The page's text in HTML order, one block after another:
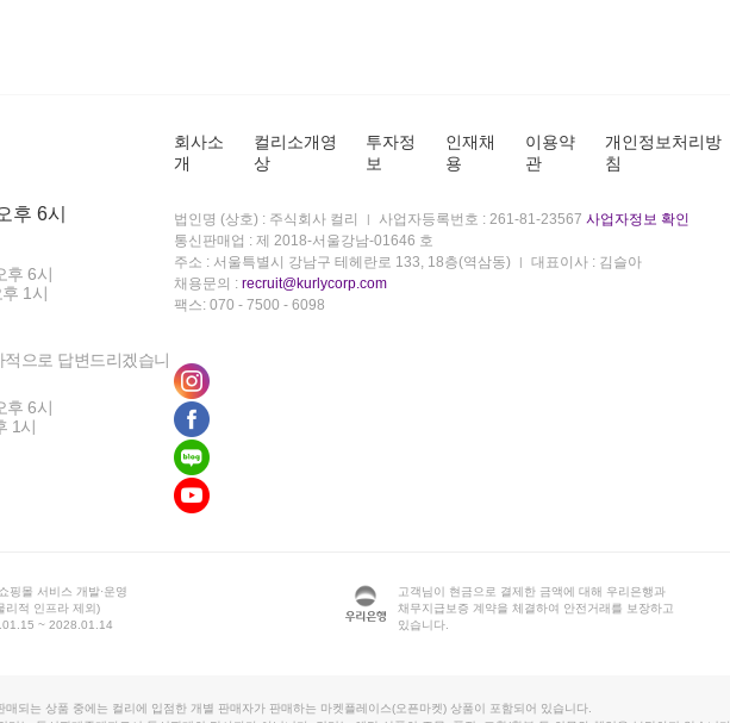
후 6시
후 6시
1시
으로 답변드리겠습니
후 6시
1시
회사소
개
컬리소개영
상
투자정
보
인재채
용
이용약
관
개인정보처리방
침
법인명 (상호) : 주식회사 컬리 사업자등록번호 : 261-81-23567 사업자정보 확인
통신판매업 : 제 2018-서울강남-01646 호
주소 : 서울특별시 강남구 테헤란로 133, 18층(역삼동)
대표이사 : 김슬아
채용문의 : recruit@kurlycorp.com
팩스: 070 - 7500 - 6098
핑몰 서비스 개발·운영
리적 인프라 제외)
~ 2028.01.14
고객님이 현금으로 결제한 금액에 대해 우리은행과
채무지급보증 계약을 체결하여 안전거래를 보장하고
있습니다.
매되는 상품 중에는 컬리에 입점한 개별 판매자가 판매하는 마켓플레이스(오픈마켓) 상품이 포함되어 있습니다.